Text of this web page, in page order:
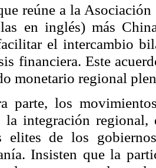
reúne a la
en inglés) más
el intercambio
financiera. Este
monetario regional
parte, los
la integración
elites de los
Insisten que la